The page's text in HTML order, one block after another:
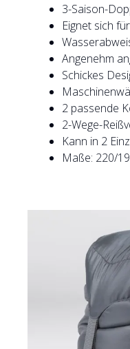
3-Saison-
Eignet sich
Angenehm
Schickes
2 passende
2-Wege-
Kann in 2
Maße: 220/